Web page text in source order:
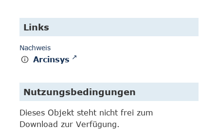
Links
Nachweis
Arcinsys
Nutzungsbedingungen
Dieses Objekt steht nicht frei zum
Download zur Verfügung.